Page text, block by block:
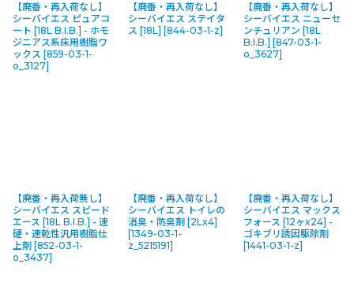
【廃番・再入荷なし】
シーバイエス ピュアコ
ート [18L B.I.B.] - ホモ
ジニアス系床用樹脂ワ
ックス [859-03-1-
o_3127]
【廃番・再入荷なし】
シーバイエス ステイタ
ス [18L] [844-03-1-z]
【廃番・再入荷なし】
シーバイエス ニューセ
ンチュリアン [18L
B.I.B.] [847-03-1-
o_3627]
【廃番・再入荷無し】
シーバイエス スピード
エース [18L B.I.B.] - 速
硬・速乾性汎用樹脂仕
上剤 [852-03-1-
o_3437]
【廃番・再入荷なし】
シーバイエス トイレの
消臭・防臭剤 [2Lx4]
[1349-03-1-
z_5215191]
【廃番・再入荷なし】
シーバイエス マックス
フォース [12ヶx24] -
ゴキブリ誘因駆除剤
[1441-03-1-z]